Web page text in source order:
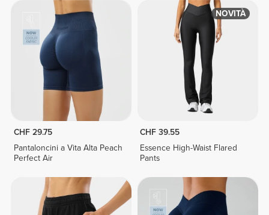
CHF 29.75
Pantaloncini a Vita Alta Peach
Perfect Air
NOVITÀ
CHF 39.55
Essence High-Waist Flared
Pants